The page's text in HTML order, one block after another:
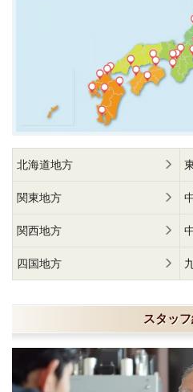
北海道地方
関東地方
関西地方
四国地方
スタッ